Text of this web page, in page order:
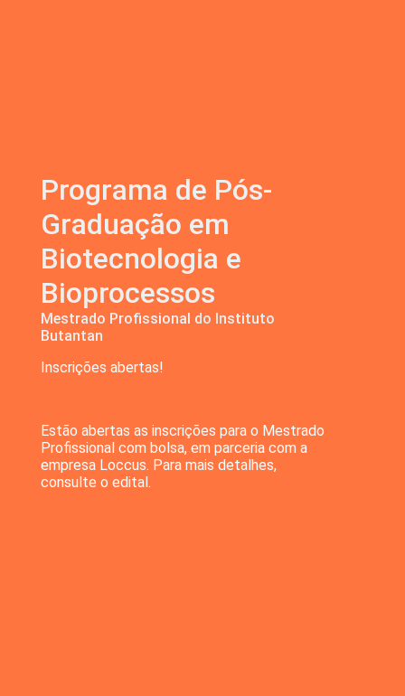
Programa de Pós-
Graduação em
Biotecnologia e
Bioprocessos
Mestrado Profissional do Instituto
Butantan
Inscrições abertas!
Estão abertas as inscrições para o Mestrado
Profissional com bolsa, em parceria com a
empresa Loccus. Para mais detalhes,
consulte o edital.